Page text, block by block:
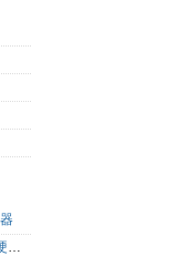
Anthropic 芯片岗薪资倒挂，AI 算法岗薪酬远超硬件工程师